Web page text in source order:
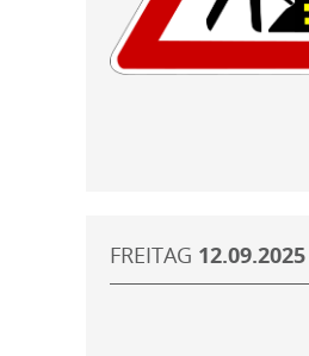
FREITAG 12.09.2025